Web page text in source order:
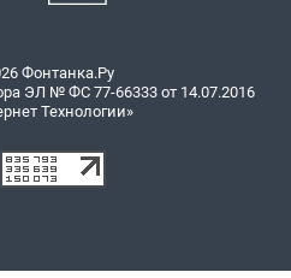
Фонтанка.Ру
ЭЛ № ФС 77-66333 от 14.07.2016
Технологии»